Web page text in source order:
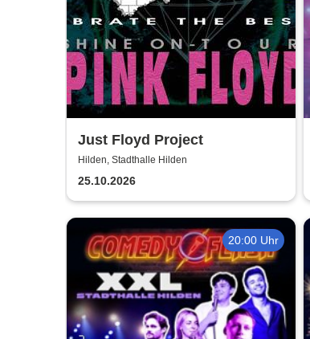
Just Floyd Project
Hilden, Stadthalle Hilden
25.10.2026
20:00 Uhr